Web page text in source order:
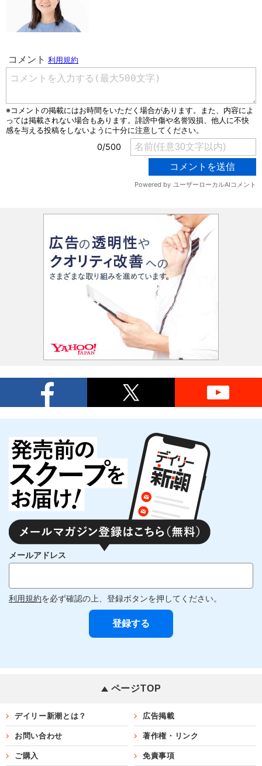
メールアドレス
利用規約を必ず確認の上、登録ボタンを押してください。
ページTOP
デイリー新潮とは？ 広告掲載
お問い合わせ 著作権・リンク
ご購入 免責事項